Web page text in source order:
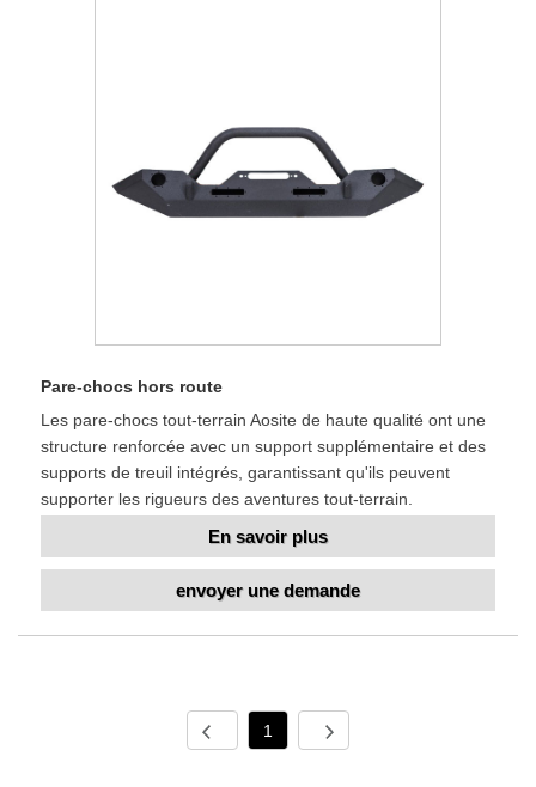
Pare-chocs hors route
Les pare-chocs tout-terrain Aosite de haute qualité ont une
structure renforcée avec un support supplémentaire et des
supports de treuil intégrés, garantissant qu'ils peuvent
supporter les rigueurs des aventures tout-terrain.
En savoir plus
envoyer une demande
1